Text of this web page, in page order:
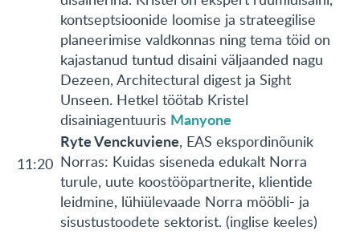
kontseptsioonide loomise ja strateegilise
planeerimise valdkonnas ning tema töid on
kajastanud tuntud disaini väljaanded nagu
Dezeen, Architectural digest ja Sight
Unseen. Hetkel töötab Kristel
disainiagentuuris Manyone
11:20
Ryte Venckuviene, EAS ekspordinõunik
Norras: Kuidas siseneda edukalt Norra
turule, uute koostööpartnerite, klientide
leidmine, lühiülevaade Norra mööbli- ja
sisustustoodete sektorist. (inglise keeles)